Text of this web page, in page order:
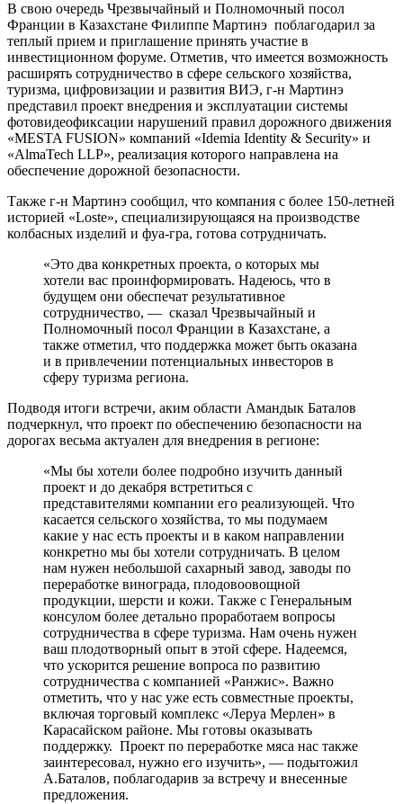
В свою очередь Чрезвычайный и Полномочный посол
Франции в Казахстане Филиппе Мартинэ поблагодарил за
теплый прием и приглашение принять участие в
инвестиционном форуме. Отметив, что имеется возможность
расширять сотрудничество в сфере сельского хозяйства,
туризма, цифровизации и развития ВИЭ, г-н Мартинэ
представил проект внедрения и эксплуатации системы
фотовидеофиксации нарушений правил дорожного движения
«MESTA FUSION» компаний «Idemia Identity & Security» и
«AlmaTech LLP», реализация которого направлена на
обеспечение дорожной безопасности.
Также г-н Мартинэ сообщил, что компания с более 150-летней
историей «Lostе», специализирующаяся на производстве
колбасных изделий и фуа-гра, готова сотрудничать.
«Это два конкретных проекта, о которых мы
хотели вас проинформировать. Надеюсь, что в
будущем они обеспечат результативное
сотрудничество, — сказал Чрезвычайный и
Полномочный посол Франции в Казахстане, а
также отметил, что поддержка может быть оказана
и в привлечении потенциальных инвесторов в
сферу туризма региона.
Подводя итоги встречи, аким области Амандык Баталов
подчеркнул, что проект по обеспечению безопасности на
дорогах весьма актуален для внедрения в регионе:
«Мы бы хотели более подробно изучить данный
проект и до декабря встретиться с
представителями компании его реализующей. Что
касается сельского хозяйства, то мы подумаем
какие у нас есть проекты и в каком направлении
конкретно мы бы хотели сотрудничать. В целом
нам нужен небольшой сахарный завод, заводы по
переработке винограда, плодовоовощной
продукции, шерсти и кожи. Также с Генеральным
консулом более детально проработаем вопросы
сотрудничества в сфере туризма. Нам очень нужен
ваш плодотворный опыт в этой сфере. Надеемся,
что ускорится решение вопроса по развитию
сотрудничества с компанией «Ранжис». Важно
отметить, что у нас уже есть совместные проекты,
включая торговый комплекс «Леруа Мерлен» в
Карасайском районе. Мы готовы оказывать
поддержку. Проект по переработке мяса нас также
заинтересовал, нужно его изучить», — подытожил
А.Баталов, поблагодарив за встречу и внесенные
предложения.